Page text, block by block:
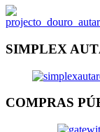
SIMPLEX
COMPRAS